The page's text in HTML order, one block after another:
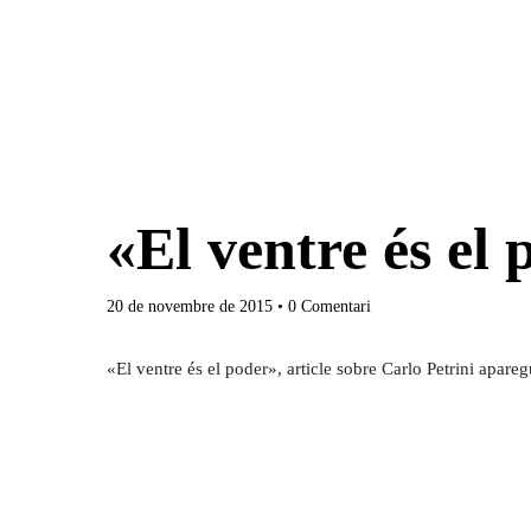
Què fem?
On som?
«El ventre és el
20 de novembre de 2015 • 0 Comentari
«El ventre és el poder», article sobre Carlo Petrini